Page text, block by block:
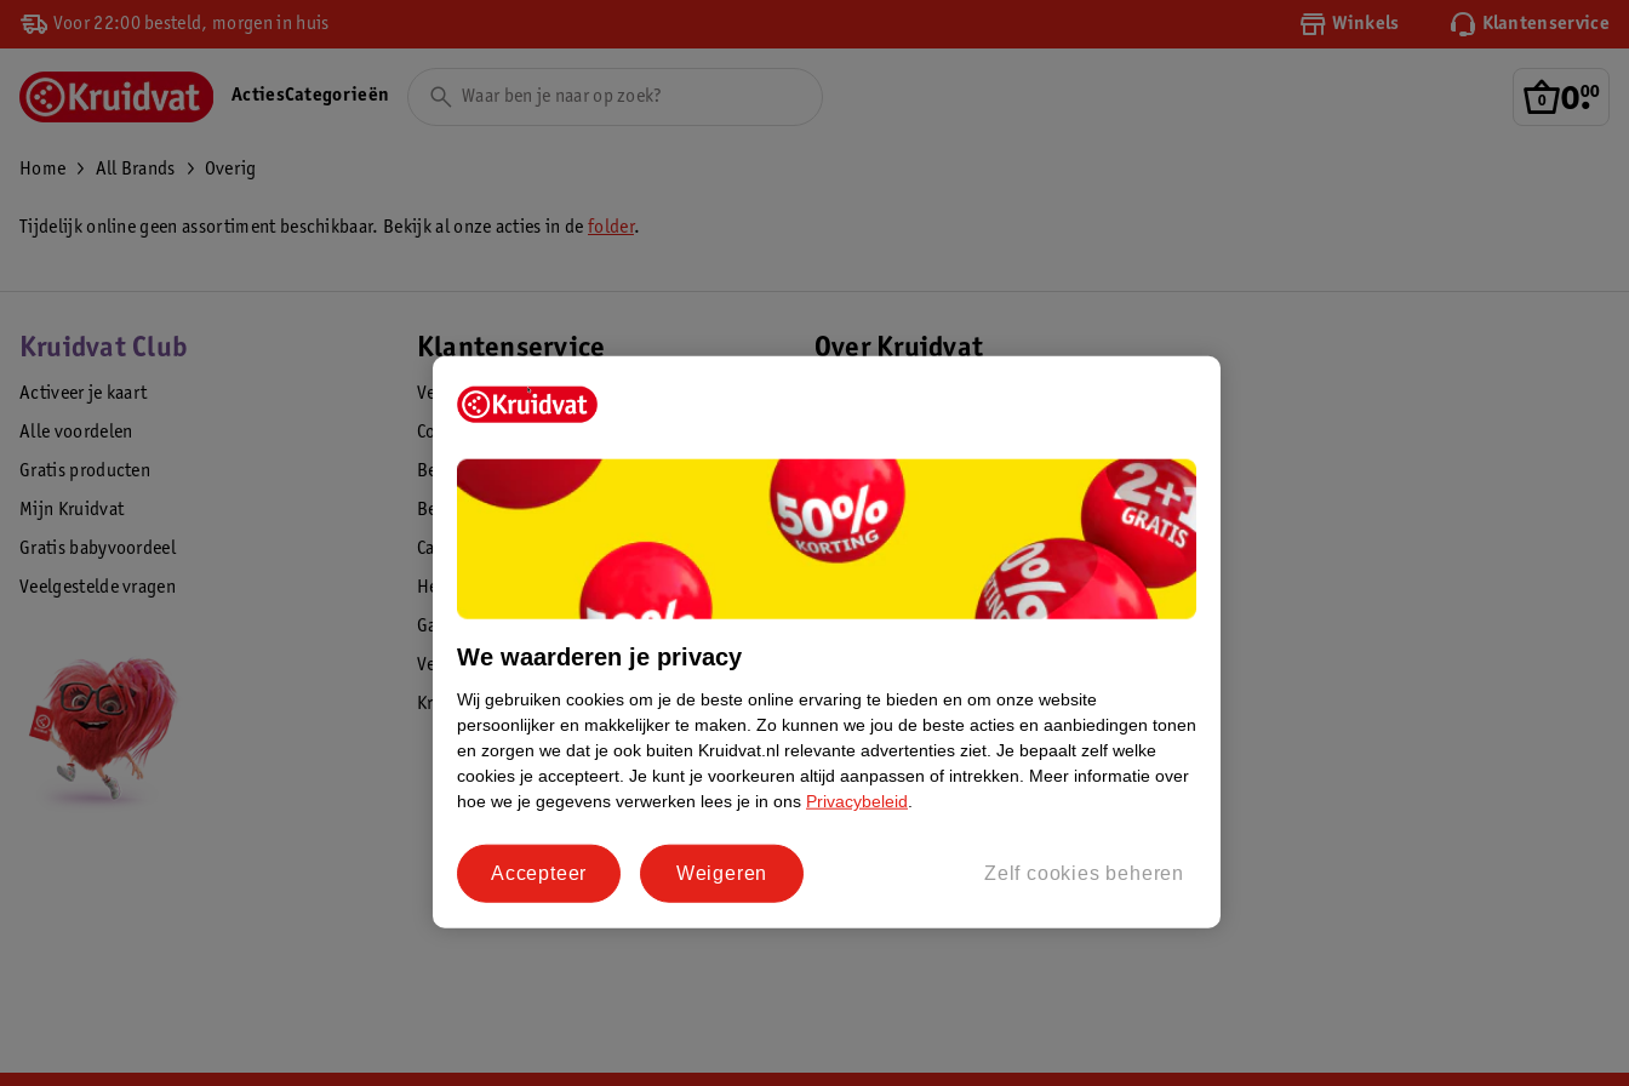
Voor 22:00 besteld, morgen in huis Winkels Klantenservice
0.
00
ActiesCategorieën
Home All Brands Overig
Tijdelijk online geen assortiment beschikbaar. Bekijk al onze acties in defolder.
Kruidvat Club
Activeer je kaart
Alle voordelen
Gratis producten
Mijn Kruidvat
Gratis babyvoordeel
Veelgestelde vragen
Klantenservice
Veelgestelde vragen
Contact
Bestellen & leveren
Betalen
Cadeaukaart saldo
Herroepen & retourneren
Garantie
Veiligheidswaarschuwingen
Kruidvat Advies
Over Kruidvat
Winkelformule
Bedrijfsgegevens
Werken bij
Informatiepagina's
Keurmerk Zelfzorg Online
We waarderen je privacy
Wij gebruiken cookies om je de beste online ervaring te bieden en om onze website
persoonlijker en makkelijker te maken. Zo kunnen we jou de beste acties en aanbiedingen tonen
en zorgen we dat je ook buiten Kruidvat.nl relevante advertenties ziet. Je bepaalt zelf welke
cookies je accepteert. Je kunt je voorkeuren altijd aanpassen of intrekken.
Meer informatie over
hoe we je gegevens verwerken lees je in ons Privacybeleid
Zelf cookies beheren
Weigeren
Accepteer